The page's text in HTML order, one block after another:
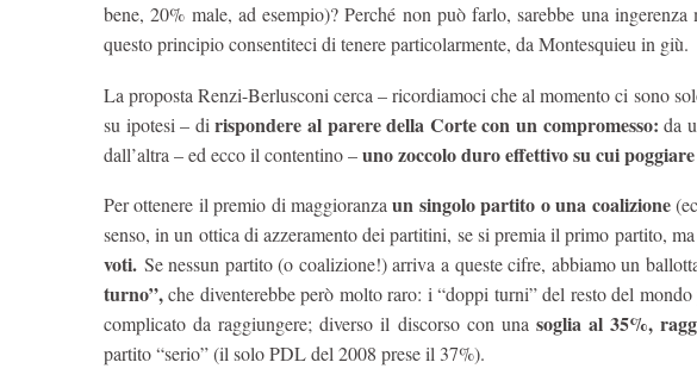
bene, 20% male, ad esempio)? Perché non può farlo, sarebbe una
questo principio consentiteci di tenere particolarmente, da Montesquieu in giù.
La proposta Renzi-Berlusconi cerca – ricordiamoci che al momento ci sono
su ipotesi – dirispondere al parere della Corte con un compromesso: da
dall’altra – ed ecco il contentino –uno zoccolo duro effettivo su cui
Per ottenere il premio di maggioranzaun singolo partito o una coalizione
senso, in un ottica di azzeramento dei partitini, se si premia il primo partito,
voti. Se nessun partito (o coalizione!) arriva a queste cifre, abbiamo un
turno”,che diventerebbe però molto raro: i “doppi turni” del resto del
complicato da raggiungere; diverso il discorso con una soglia al 35%,
partito “serio” (il solo PDL del 2008 prese il 37%).